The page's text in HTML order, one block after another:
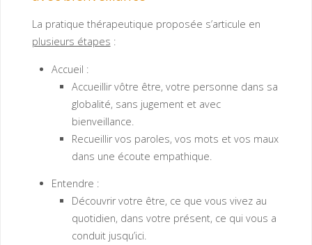
La pratique thérapeutique proposée s’articule en
plusieurs étapes :
Accueil :
Accueillir vôtre être, votre personne dans sa
globalité, sans jugement et avec
bienveillance.
Recueillir vos paroles, vos mots et vos maux
dans une écoute empathique.
Entendre :
Découvrir votre être, ce que vous vivez au
quotidien, dans votre présent, ce qui vous a
conduit jusqu’ici.